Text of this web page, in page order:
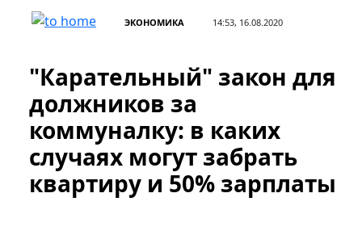
ЭКОНОМИКА 14:53, 16.08.2020
"Карательный" закон для
должников за
коммуналку: в каких
случаях могут забрать
квартиру и 50% зарплаты